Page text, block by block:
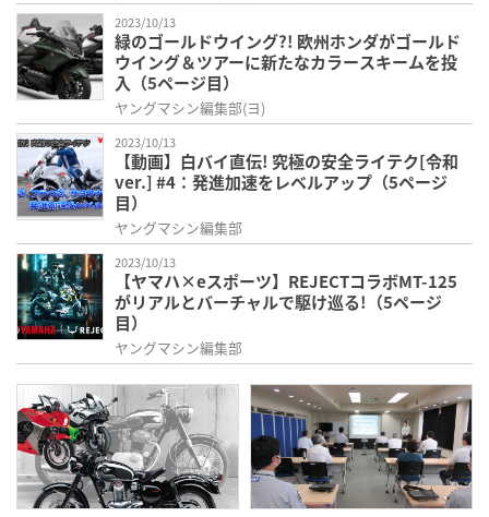
2023/10/13
緑のゴールドウイング?! 欧州ホンダがゴールド
ウイング＆ツアーに新たなカラースキームを投
入（5ページ目）
ヤングマシン編集部(ヨ)
2023/10/13
【動画】白バイ直伝! 究極の安全ライテク[令和
ver.] #4：発進加速をレベルアップ（5ページ
目）
ヤングマシン編集部
2023/10/13
【ヤマハ×eスポーツ】REJECTコラボMT-125
がリアルとバーチャルで駆け巡る!（5ページ
目）
ヤングマシン編集部